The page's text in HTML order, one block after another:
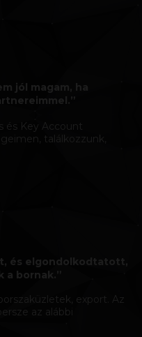
jól magam, ha
és Key Account
találkozzunk,
és elgondolkodtatott,
bornak.”
export. Az
az alábbi